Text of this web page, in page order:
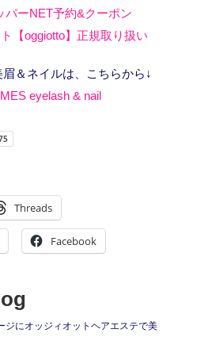
パーNET予約&クーポン
【oggiotto】正規取り扱い
＆ネイルは、こちらから↓
eyelash & nail
Threads
Facebook
ジにオッジィオットヘアエステで美